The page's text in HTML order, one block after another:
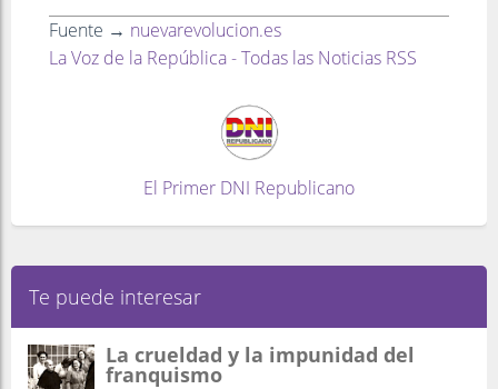
Fuente → nuevarevolucion.es
La Voz de la República - Todas las Noticias RSS
El Primer DNI Republicano
Te puede interesar
La crueldad y la impunidad del
franquismo